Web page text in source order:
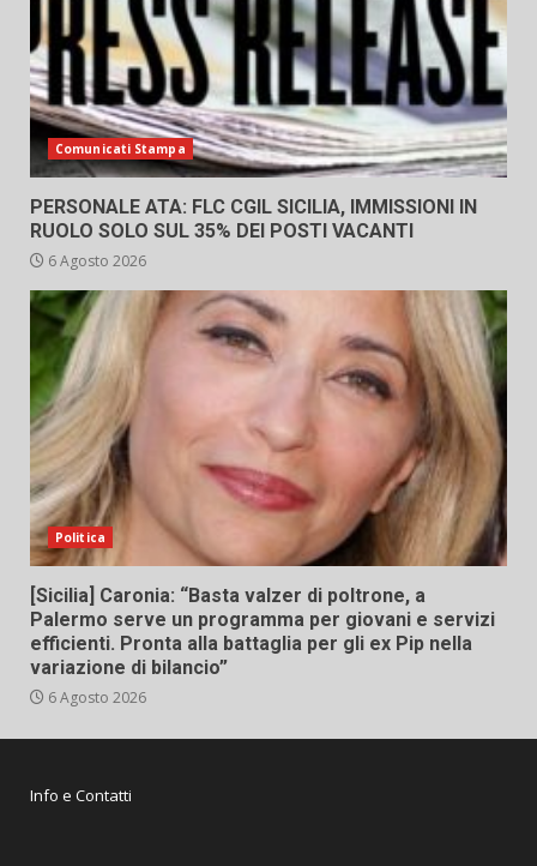
Comunicati Stampa
PERSONALE ATA: FLC CGIL SICILIA, IMMISSIONI IN
RUOLO SOLO SUL 35% DEI POSTI VACANTI
6 Agosto 2026
Politica
[Sicilia] Caronia: “Basta valzer di poltrone, a
Palermo serve un programma per giovani e servizi
efficienti. Pronta alla battaglia per gli ex Pip nella
variazione di bilancio”
6 Agosto 2026
Info e Contatti